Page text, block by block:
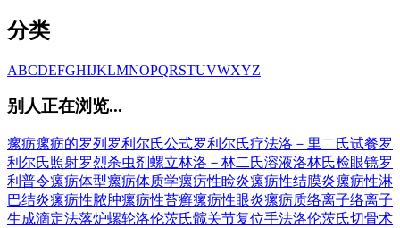
分类
ABCDEFGHIJKLMNOPQRSTUVWXYZ
别人正在浏览...
瘰疬瘰疬的罗列 罗利尔氏公式罗利尔氏疗法洛－里二氏试餐罗
利尔氏照射罗烈杀虫剂 螺立林洛－林二氏溶液洛林氏检眼镜罗
利普令瘰疬体型瘰疬体质学瘰疠性睑炎瘰疬性结膜炎瘰疬性淋
巴结炎瘰疬性脓肿瘰疬性苔癣瘰疬性眼炎瘰疬质络离子络离子
生成滴定法落炉螺轮洛伦茨氏髋关节复位手法洛伦茨氏切骨术